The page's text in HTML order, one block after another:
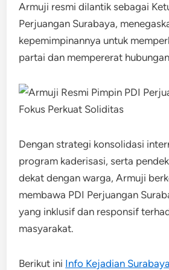
Armuji resmi dilantik sebagai
Perjuangan Surabaya,
kepemimpinannya untuk
partai dan mempererat
Dengan strategi konsolidasi
program kaderisasi, serta
dekat dengan warga, Armuji
membawa PDI Perjuangan
yang inklusif dan responsif
masyarakat.
Berikut ini Info Kejadian Surabaya